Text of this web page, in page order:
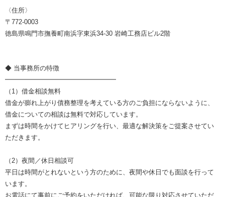
〈住所〉
〒772-0003
徳島県鳴門市撫養町南浜字東浜34-30 岩崎工務店ビル2階
◆ 当事務所の特徴
━━━━━━━━━━━━━━━━━
（1）借金相談無料
借金が膨れ上がり債務整理を考えている方のご負担にならないように、
借金についての相談は無料で対応しています。
まずは時間をかけてヒアリングを行い、最適な解決策をご提案させてい
ただきます。
（2）夜間／休日相談可
平日は時間がとれないという方のために、夜間や休日でも面談を行って
います。
お電話にて事前にご予約をいただければ、可能な限り対応させていただ